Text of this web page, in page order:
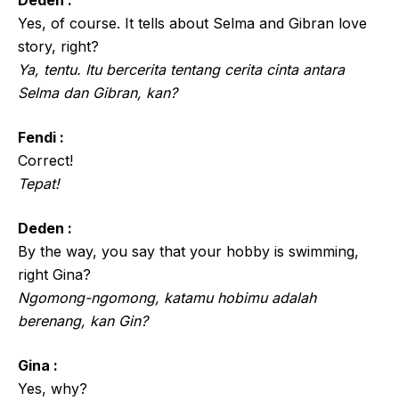
Yes, of course. It tells about Selma and Gibran love
story, right?
Ya, tentu. Itu bercerita tentang cerita cinta antara
Selma dan Gibran, kan?
Fendi :
Correct!
Tepat!
Deden :
By the way, you say that your hobby is swimming,
right Gina?
Ngomong-ngomong, katamu hobimu adalah
berenang, kan Gin?
Gina :
Yes, why?